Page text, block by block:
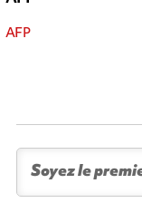
AFP